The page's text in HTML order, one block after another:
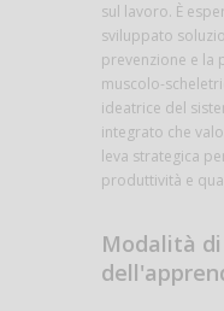
sul lavoro. È
sviluppato
prevenzione e la
muscolo-
ideatrice del
integrato che
leva strategica
produttività e
Modalità